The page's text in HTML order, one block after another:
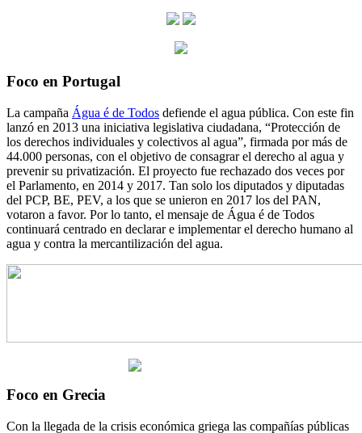
Foco en Portugal
La campaña Água é de Todos defiende el agua pública. Con este fin
lanzó en 2013 una iniciativa legislativa ciudadana, “Protección de
los derechos individuales y colectivos al agua”, firmada por más de
44.000 personas, con el objetivo de consagrar el derecho al agua y
prevenir su privatización. El proyecto fue rechazado dos veces por
el Parlamento, en 2014 y 2017. Tan solo los diputados y diputadas
del PCP, BE, PEV, a los que se unieron en 2017 los del PAN,
votaron a favor. Por lo tanto, el mensaje de Água é de Todos
continuará centrado en declarar e implementar el derecho humano al
agua y contra la mercantilización del agua.
Foco en Grecia
Con la llegada de la crisis económica griega las compañías públicas